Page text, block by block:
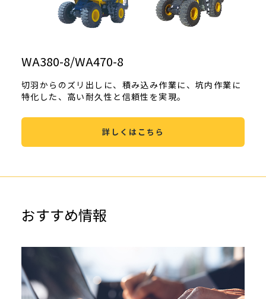
WA380-8/WA470-8
切羽からのズリ出しに、積み込み作業に、坑内作業に
特化した、高い耐久性と信頼性を実現。
詳しくはこちら
おすすめ情報